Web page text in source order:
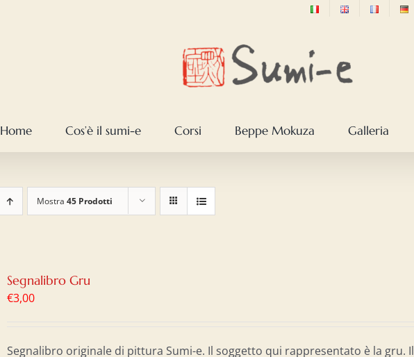
Home Cos’è il sumi-e Corsi Beppe Mokuza Galleria
Mostra 45 Prodotti
Segnalibro Gru
€3,00
Segnalibro originale di pittura Sumi-e. Il soggetto qui rappresentato è la gru. Il